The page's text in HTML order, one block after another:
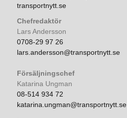
transportnytt.se
Chefredaktör
Lars Andersson
0708-29 97 26
lars.andersson@transportnytt.se
Försäljningschef
Katarina Ungman
08-514 934 72
katarina.ungman@transportnytt.se